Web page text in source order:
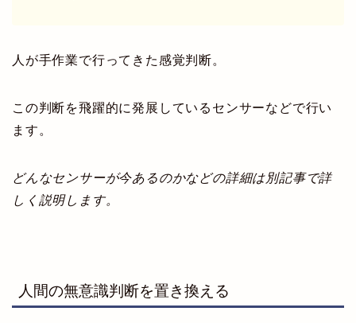
人が手作業で行ってきた感覚判断。
この判断を飛躍的に発展しているセンサーなどで行い
ます。
どんなセンサーが今あるのかなどの詳細は別記事で詳
しく説明します。
人間の無意識判断を置き換える